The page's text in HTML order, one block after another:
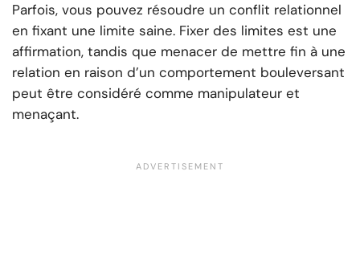
Parfois, vous pouvez résoudre un conflit relationnel
en fixant une limite saine. Fixer des limites est une
affirmation, tandis que menacer de mettre fin à une
relation en raison d’un comportement bouleversant
peut être considéré comme manipulateur et
menaçant.